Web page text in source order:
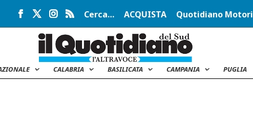
Cerca… ACQUISTA Quotidiano Motori
CALABRIA BASILICATA CAMPANIA PUGLIA